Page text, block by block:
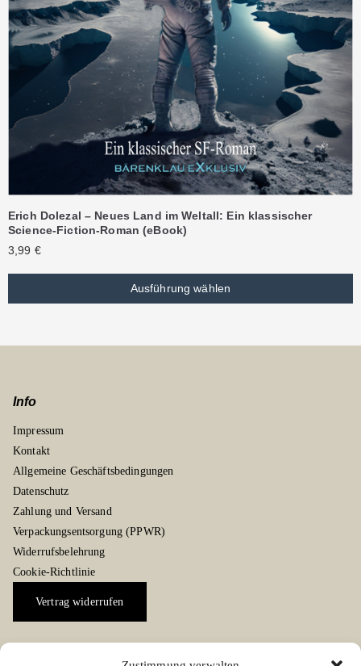
Erich Dolezal – Neues Land im Weltall: Ein klassischer
Science-Fiction-Roman (eBook)
3,99 €
Ausführung wählen
Info
Impressum
Kontakt
Allgemeine Geschäftsbedingungen
Datenschutz
Zahlung und Versand
Verpackungsentsorgung (PPWR)
Widerrufsbelehrung
Cookie-Richtlinie
Vertrag widerrufen